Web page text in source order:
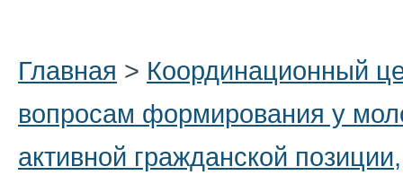
Главная > Координационный
вопросам формирования у
активной гражданской позиции,